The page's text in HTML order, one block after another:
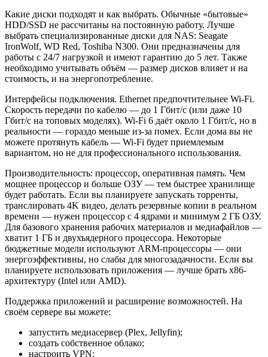
Какие диски подходят и как выбрать. Обычные «бытовые»
HDD/SSD не рассчитаны на постоянную работу. Лучше
выбрать специализированные диски для NAS: Seagate
IronWolf, WD Red, Toshiba N300. Они предназначены для
работы с 24/7 нагрузкой и имеют гарантию до 5 лет. Также
необходимо учитывать объём — размер дисков влияет и на
стоимость, и на энергопотребление.
Интерфейсы подключения. Ethernet предпочтительнее Wi-Fi.
Скорость передачи по кабелю — до 1 Гбит/с (или даже 10
Гбит/с на топовых моделях). Wi-Fi 6 даёт около 1 Гбит/с, но в
реальности — гораздо меньше из-за помех. Если дома вы не
можете протянуть кабель — Wi-Fi будет приемлемым
вариантом, но не для профессионального использования.
Производительность: процессор, оперативная память. Чем
мощнее процессор и больше ОЗУ — тем быстрее хранилище
будет работать. Если вы планируете запускать торренты,
транслировать 4K видео, делать резервные копии в реальном
времени — нужен процессор с 4 ядрами и минимум 2 ГБ ОЗУ.
Для базового хранения рабочих материалов и медиафайлов —
хватит 1 ГБ и двухъядерного процессора. Некоторые
бюджетные модели используют ARM-процессоры — они
энергоэффективны, но слабы для многозадачности. Если вы
планируете использовать приложения — лучше брать x86-
архитектуру (Intel или AMD).
Поддержка приложений и расширение возможностей. На
своём сервере вы можете:
запустить медиасервер (Plex, Jellyfin);
создать собственное облако;
настроить VPN;